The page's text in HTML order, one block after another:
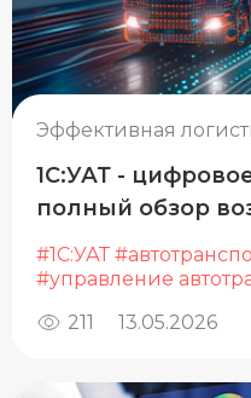
Эффективная
1С:УАТ -
полный обзор
#1С:УАТ
#управление
211
13.05.2026